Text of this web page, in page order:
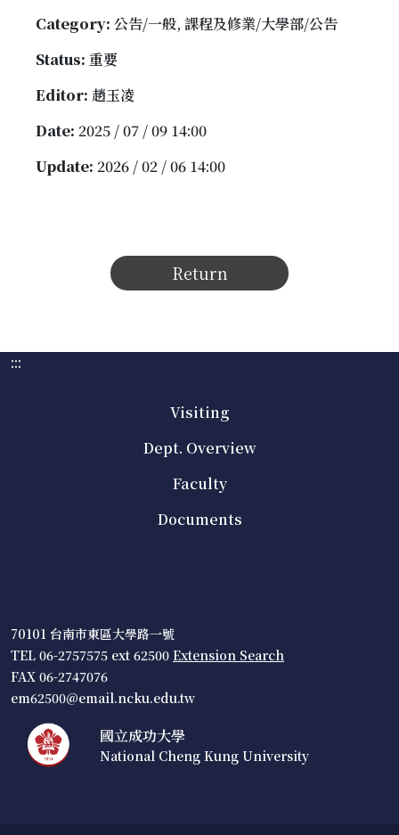
Category: 公告/一般, 課程及修業/大學部/公告
Status: 重要
Editor: 趙玉凌
Date: 2025 / 07 / 09 14:00
Update: 2026 / 02 / 06 14:00
Return
:::
Visiting
Dept. Overview
Faculty
Documents
70101 台南市東區大學路一號
TEL 06-2757575 ext 62500 Extension Search
FAX 06-2747076
em62500@email.ncku.edu.tw
國立成功大學
National Cheng Kung University